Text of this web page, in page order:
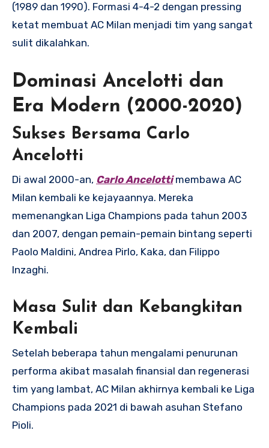
(1989 dan 1990). Formasi 4-4-2 dengan pressing
ketat membuat AC Milan menjadi tim yang sangat
sulit dikalahkan.
Dominasi Ancelotti dan
Era Modern (2000-2020)
Sukses Bersama Carlo
Ancelotti
Di awal 2000-an, Carlo Ancelottimembawa AC
Milan kembali ke kejayaannya. Mereka
memenangkan Liga Champions pada tahun 2003
dan 2007, dengan pemain-pemain bintang seperti
Paolo Maldini, Andrea Pirlo, Kaka, dan Filippo
Inzaghi.
Masa Sulit dan Kebangkitan
Kembali
Setelah beberapa tahun mengalami penurunan
performa akibat masalah finansial dan regenerasi
tim yang lambat, AC Milan akhirnya kembali ke Liga
Champions pada 2021 di bawah asuhan Stefano
Pioli.